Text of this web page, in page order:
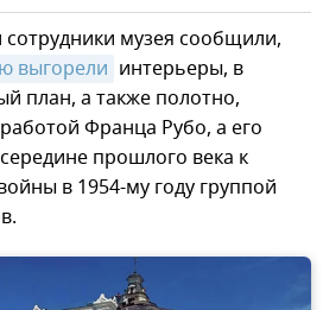
музея сообщили,
выгорели интерьеры, в
план, а также полотно,
Франца Рубо, а его
прошлого века к
в 1954-му году группой